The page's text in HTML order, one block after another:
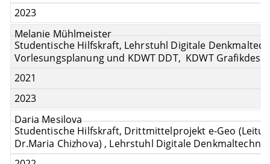
2023
Melanie Mühlmeister
Studentische Hilfskraft, Lehrstuhl Digitale
Vorlesungsplanung und KDWT DDT, KDWT
2021
2023
Daria Mesilova
Studentische Hilfskraft, Drittmittelprojekt e-Geo
Dr.Maria Chizhova) , Lehrstuhl Digitale